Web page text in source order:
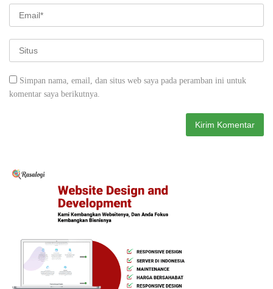
Simpan nama, email, dan situs web saya pada peramban ini untuk
komentar saya berikutnya.